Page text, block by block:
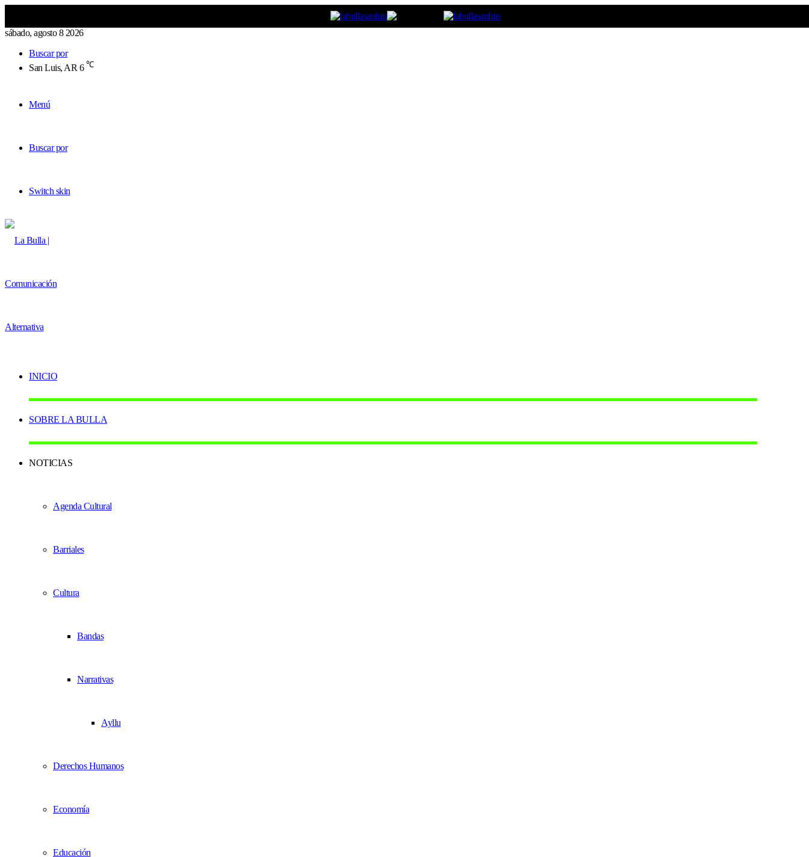
sábado, agosto 8 2026
Buscar por
San Luis, AR 6 ℃
Menú
Buscar por
Switch skin
INICIO
SOBRE LA BULLA
NOTICIAS
Agenda Cultural
Barriales
Cultura
Bandas
Narrativas
Ayllu
Derechos Humanos
Economía
Educación